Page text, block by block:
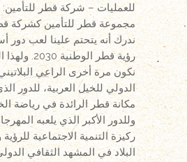
للعمليات – شركة قطر للتأمين:
مجموعة قطر للتأمين كشركة
ندرك أنه يتحتم علينا لعب
رؤية قطر
نكون مرة أخرى الراعي
الدولي للخيل العربية، للدور
مكانة قطر الرائدة في رياضة
وللدور الأكبر الذي يلعبه
ركيزة التنمية الاجتماعية
البلاد في المشهد الثقافي